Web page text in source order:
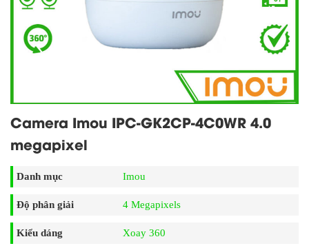
Camera Imou IPC-GK2CP-4C0WR 4.0
megapixel
Danh mục Imou
Độ phân giải 4 Megapixels
Kiểu dáng Xoay 360